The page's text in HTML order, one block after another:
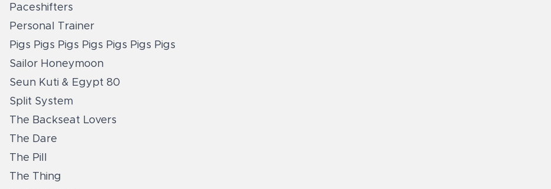
Paceshifters
Personal Trainer
Pigs Pigs Pigs Pigs Pigs Pigs Pigs
Sailor Honeymoon
Seun Kuti & Egypt 80
Split System
The Backseat Lovers
The Dare
The Pill
The Thing